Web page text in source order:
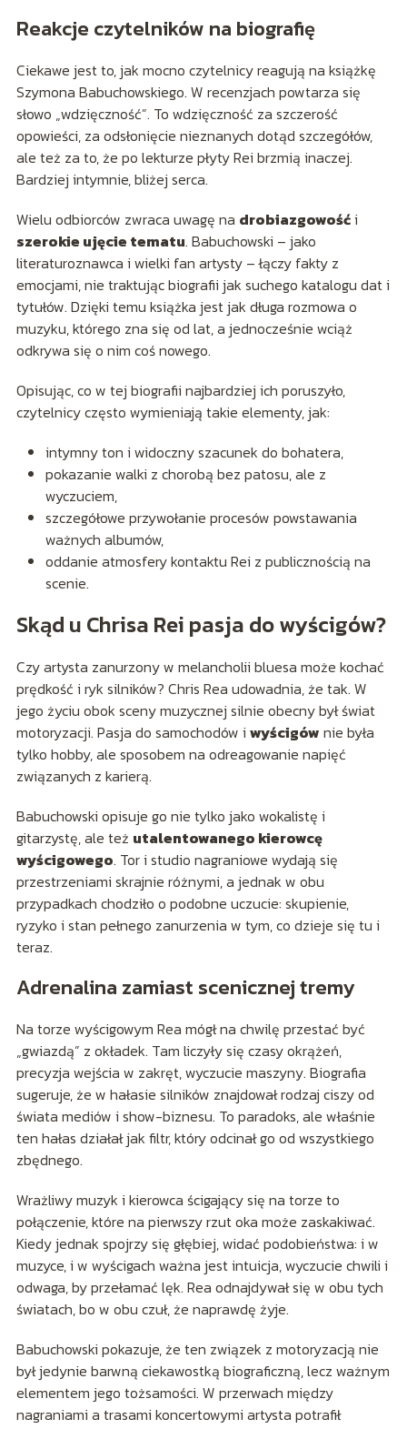
Reakcje czytelników na biografię
Ciekawe jest to, jak mocno czytelnicy reagują na książkę
Szymona Babuchowskiego. W recenzjach powtarza się
słowo „wdzięczność”. To wdzięczność za szczerość
opowieści, za odsłonięcie nieznanych dotąd szczegółów,
ale też za to, że po lekturze płyty Rei brzmią inaczej.
Bardziej intymnie, bliżej serca.
Wielu odbiorców zwraca uwagę na drobiazgowośći
szerokie ujęcie tematu. Babuchowski – jako
literaturoznawca i wielki fan artysty – łączy fakty z
emocjami, nie traktując biografii jak suchego katalogu dat i
tytułów. Dzięki temu książka jest jak długa rozmowa o
muzyku, którego zna się od lat, a jednocześnie wciąż
odkrywa się o nim coś nowego.
Opisując, co w tej biografii najbardziej ich poruszyło,
czytelnicy często wymieniają takie elementy, jak:
intymny ton i widoczny szacunek do bohatera,
pokazanie walki z chorobą bez patosu, ale z
wyczuciem,
szczegółowe przywołanie procesów powstawania
ważnych albumów,
oddanie atmosfery kontaktu Rei z publicznością na
scenie.
Skąd u Chrisa Rei pasja do wyścigów?
Czy artysta zanurzony w melancholii bluesa może kochać
prędkość i ryk silników? Chris Rea udowadnia, że tak. W
jego życiu obok sceny muzycznej silnie obecny był świat
motoryzacji. Pasja do samochodów i wyścigów nie była
tylko hobby, ale sposobem na odreagowanie napięć
związanych z karierą.
Babuchowski opisuje go nie tylko jako wokalistę i
gitarzystę, ale też utalentowanego kierowcę
wyścigowego. Tor i studio nagraniowe wydają się
przestrzeniami skrajnie różnymi, a jednak w obu
przypadkach chodziło o podobne uczucie: skupienie,
ryzyko i stan pełnego zanurzenia w tym, co dzieje się tu i
teraz.
Adrenalina zamiast scenicznej tremy
Na torze wyścigowym Rea mógł na chwilę przestać być
„gwiazdą” z okładek. Tam liczyły się czasy okrążeń,
precyzja wejścia w zakręt, wyczucie maszyny. Biografia
sugeruje, że w hałasie silników znajdował rodzaj ciszy od
świata mediów i show-biznesu. To paradoks, ale właśnie
ten hałas działał jak filtr, który odcinał go od wszystkiego
zbędnego.
Wrażliwy muzyk i kierowca ścigający się na torze to
połączenie, które na pierwszy rzut oka może zaskakiwać.
Kiedy jednak spojrzy się głębiej, widać podobieństwa: i w
muzyce, i w wyścigach ważna jest intuicja, wyczucie chwili i
odwaga, by przełamać lęk. Rea odnajdywał się w obu tych
światach, bo w obu czuł, że naprawdę żyje.
Babuchowski pokazuje, że ten związek z motoryzacją nie
był jedynie barwną ciekawostką biograficzną, lecz ważnym
elementem jego tożsamości. W przerwach między
nagraniami a trasami koncertowymi artysta potrafił